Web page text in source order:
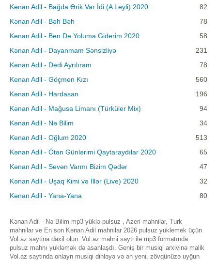
Kənan Adil - Bağda Ərik Var İdi (A Leyli) 2020
82
Kənan Adil - Bəh Bəh
78
Kenan Adil - Ben De Yoluma Giderim 2020
58
Kənan Adil - Dayanmam Sənsizliyə
231
Kənan Adil - Dedi Ayrılıram
78
Kenan Adil - Göçmen Kızı
560
Kənan Adil - Hardasan
196
Kənan Adil - Mağusa Limanı (Türküler Mix)
94
Kənan Adil - Nə Bilim
34
Kenan Adil - Oğlum 2020
513
Kənan Adil - Ötən Günlərimi Qaytaraydılar 2020
65
Kənan Adil - Sevən Varmı Bizim Qədər
47
Kənan Adil - Uşaq Kimi və İllər (Live) 2020
32
Kənan Adil - Yana-Yana
80
Kənan Adil - Nə Bilim mp3 yüklə pulsuz , Azeri mahnilar, Turk
mahnilar ve En son Kənan Adil mahnilar 2026 pulsuz yuklemek üçün
Vol.az saytina daxil olun. Vol.az mahni sayti ilə mp3 formatında
pulsuz mahnı yükləmək də asanlaşdı. Geniş bir musiqi arxivinə malik
Vol.az saytinda onlayn musiqi dinləyə və ən yeni, zövqünüzə uyğun